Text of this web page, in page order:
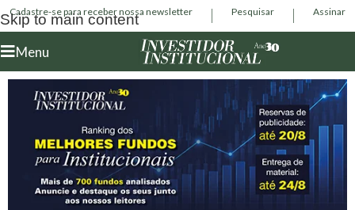
Skip to main content
Cadastre-se para receber nossa newsletter Pesquisar Assinar
Menu